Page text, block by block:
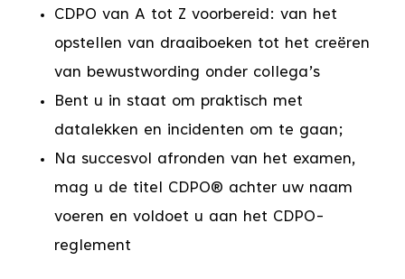
CDPO van A tot Z voorbereid: van het
opstellen van draaiboeken tot het creëren
van bewustwording onder collega’s
Bent u in staat om praktisch met
datalekken en incidenten om te gaan;
Na succesvol afronden van het examen,
mag u de titel CDPO® achter uw naam
voeren en voldoet u aan het CDPO-
reglement